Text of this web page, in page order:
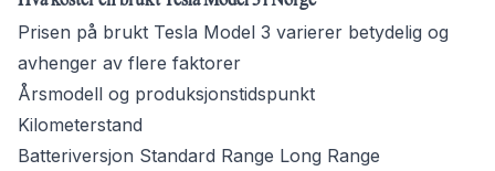
Prisen på brukt Tesla Model 3 varierer betydelig og
avhenger av flere faktorer
Årsmodell og produksjonstidspunkt
Kilometerstand
Batteriversjon Standard Range Long Range